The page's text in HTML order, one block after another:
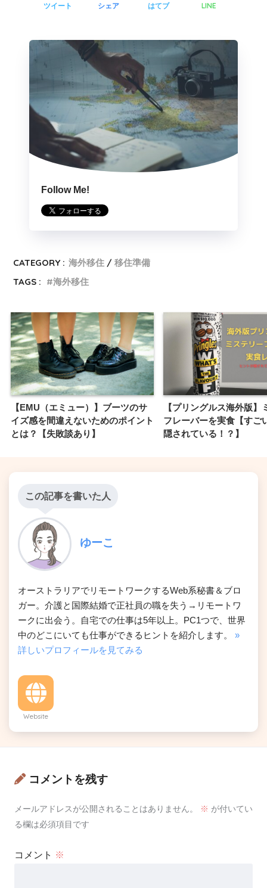
ツイート シェア はてブ LINE
Follow Me!
CATEGORY : 海外移住
移住準備
TAGS :
海外移住
【EMU（エミュー）】ブーツのサ
イズ感を間違えないためのポイント
とは？【失敗談あり】
【プリングルス海外版】
フレーバーを実食【すご
隠されている！？】
この記事を書いた人
ゆーこ
オーストラリアでリモートワークするWeb系秘書＆ブロ
ガー。介護と国際結婚で正社員の職を失う→リモートワ
ークに出会う。自宅での仕事は5年以上。PC1つで、世界
中のどこにいても仕事ができるヒントを紹介します。 »
詳しいプロフィールを見てみる
Website
コメントを残す
メールアドレスが公開されることはありません。 ※ が付いてい
る欄は必須項目です
コメント ※